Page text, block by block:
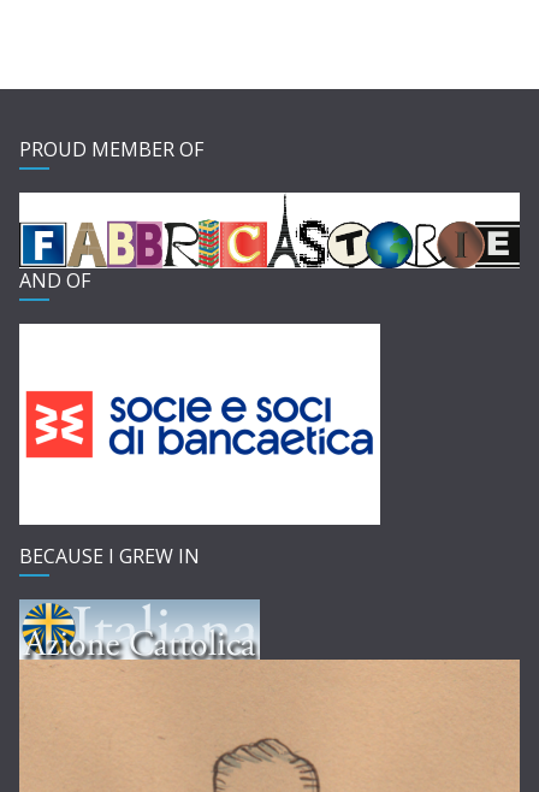
PROUD MEMBER OF
AND OF
BECAUSE I GREW IN